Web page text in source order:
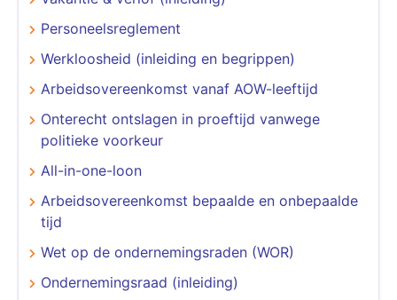
Personeelsreglement
Werkloosheid (inleiding en begrippen)
Arbeidsovereenkomst vanaf AOW-leeftijd
Onterecht ontslagen in proeftijd vanwege
politieke voorkeur
All-in-one-loon
Arbeidsovereenkomst bepaalde en onbepaalde
tijd
Wet op de ondernemingsraden (WOR)
Ondernemingsraad (inleiding)